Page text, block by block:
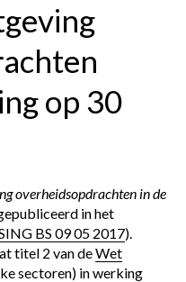
op 30
overheidsopdrachten in de
in het
BS 09 05 2017).
titel 2 van deWet
sectoren) in werking